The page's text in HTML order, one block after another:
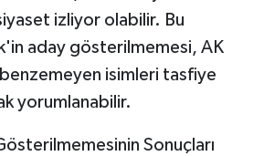
izliyor olabilir. Bu
aday gösterilmemesi, AK
isimleri tasfiye
yorumlanabilir.
Sonuçları